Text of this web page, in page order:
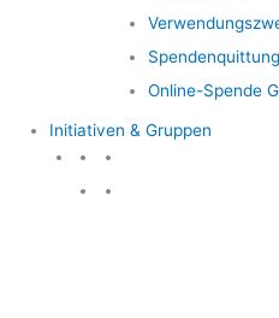
Online-Spende
Initiativen & Gruppen